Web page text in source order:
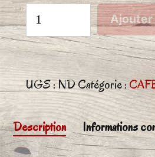
quantité
de
Café
Brésil
"Guarani"
Ajouter
UGS :NDCatégorie :
Description Informations